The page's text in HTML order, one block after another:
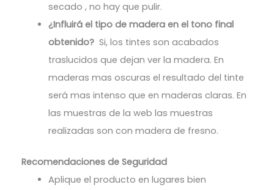
secado , no hay que pulir.
¿Influirá el tipo de madera en el tono final
obtenido? Si, los tintes son acabados
traslucidos que dejan ver la madera. En
maderas mas oscuras el resultado del tinte
será mas intenso que en maderas claras. En
las muestras de la web las muestras
realizadas son con madera de fresno.
Recomendaciones de Seguridad
Aplique el producto en lugares bien